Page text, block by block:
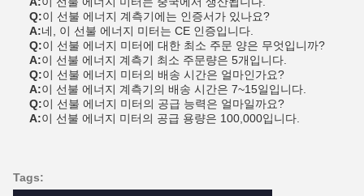
Q:이 선불 에너지 계측기에는 인증서가 있나요?
A:네, 이 선불 에너지 미터는 CE 인증입니다.
Q:이 선불 에너지 미터에 대한 최소 주문 양은 무엇입니까?
A:이 선불 에너지 계측기 최소 주문량은 5개입니다.
Q:이 선불 에너지 미터의 배송 시간은 얼마인가요?
A:이 선불 에너지 계측기의 배송 시간은 7~15일입니다.
Q:이 선불 에너지 미터의 공급 능력은 얼마일까요?
A:이 선불 에너지 미터의 공급 용량은 100,000입니다.
Tags: